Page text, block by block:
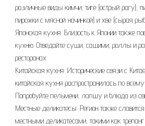
различные виды кимчи, тиге (острый рагу),
пирожки с мясной начинкой) и хве (сырая
Японская кухня: Близость к Японии также
кухню. Отведайте суши, сашими, роллы и
ресторанах.
Китайская кухня: Исторические связи с
китайская кухня распространилась по
Попробуйте пельмени, лапшу и блюда из
Местные деликатесы: Регион также
местными деликатесами, такими как